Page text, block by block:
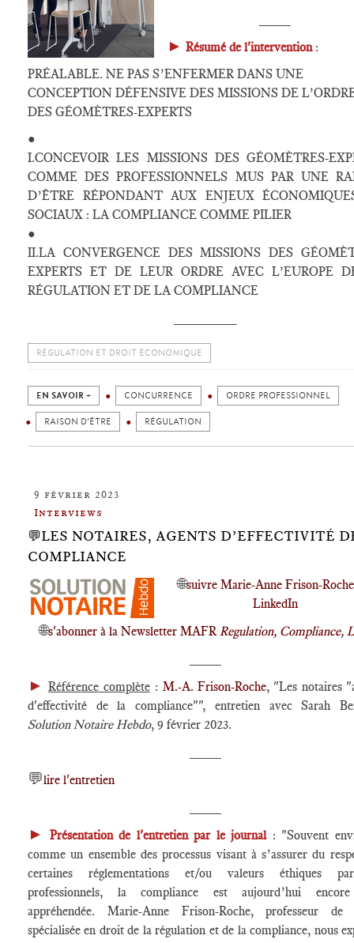
► Résumé de l'intervention :
PRÉALABLE. NE PAS S’ENFERMER DANS UNE
CONCEPTION DÉFENSIVE DES MISSIONS DE
DES GÉOMÈTRES-EXPERTS
●
I.CONCEVOIR LES MISSIONS DES GÉOMÈTRES-
COMME DES PROFESSIONNELS MUS PAR UNE
D’ÊTRE RÉPONDANT AUX ENJEUX
SOCIAUX : LA COMPLIANCE COMME PILIER
●
II.LA CONVERGENCE DES MISSIONS DES
EXPERTS ET DE LEUR ORDRE AVEC L’EUROPE
RÉGULATION ET DE LA COMPLIANCE
RÉGULATION ET DROIT ÉCONOMIQUE
EN SAVOIR + CONCURRENCE ORDRE PROFESSIONNEL
RAISON D'ÊTRE RÉGULATION
9 février 2023
Interviews
💬LES NOTAIRES, AGENTS D’EFFECTIVITÉ
COMPLIANCE
🌐suivre Marie-Anne Frison-
LinkedIn
🌐s'abonner à la Newsletter MAFRRegulation, Compliance,
► Référence complète: M.-A. Frison-Roche, "Les notaires
d'effectivité de la compliance"", entretien avec Sarah
Solution Notaire Hebdo, 9 février 2023.
💬lire l'entretien
► Présentation de l'entretien par le journal : "Souvent
comme un ensemble des processus visant à s’assurer du
certaines réglementations et/ou valeurs éthiques
professionnels, la compliance est aujourd’hui
appréhendée. Marie-Anne Frison-Roche, professeur de
spécialisée en droit de la régulation et de la compliance, nous